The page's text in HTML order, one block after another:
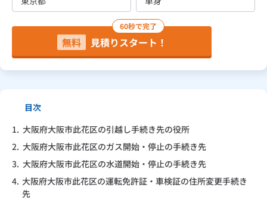
60秒で完了
無料 見積りスタート！
目次
1. 大阪府大阪市此花区の引越し手続き先の役所
2. 大阪府大阪市此花区のガス開始・停止の手続き先
3. 大阪府大阪市此花区の水道開始・停止の手続き先
4. 大阪府大阪市此花区の運転免許証・車検証の住所変更手続き
先